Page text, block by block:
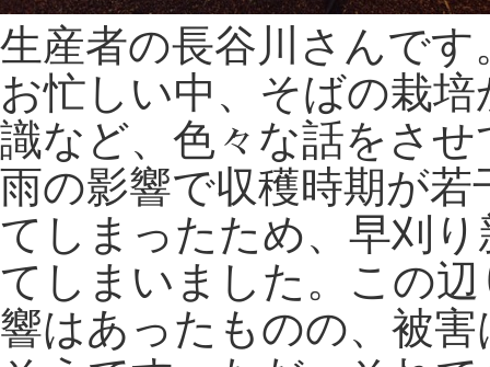
生産者の長谷川さんです
お忙しい中、そばの栽
識など、色々な話をさ
雨の影響で収穫時期が
てしまったため、早刈
てしまいました。この
響はあったものの、被